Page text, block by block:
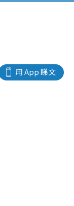
用 App 睇文